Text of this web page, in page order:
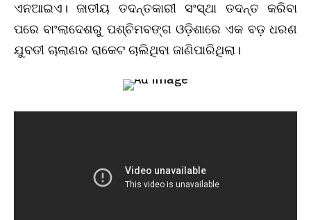
ଏନଆଇଏ। ଜାତୀୟ ତଦନ୍ତକାରୀ ସଂସ୍ଥା ତଦନ୍ତ କରିବା
ପରେ ବାଂଲାଦେଶରୁ ପଶ୍ଚିମବଙ୍ଗ ଓଡ଼ିଶାରେ ଏକ ବଡ଼ ଧରଣ
ଯୁବତୀ ଚାଲାଣର ରାକେଟ ଚାଲିଥିବା ଜାଣିପାରିଥିଲା।